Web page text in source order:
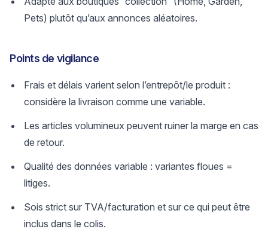
Pets) plutôt qu’aux annonces aléatoires.
Points de vigilance
Frais et délais varient selon l’entrepôt/le produit :
considère la livraison comme une variable.
Les articles volumineux peuvent ruiner la marge en cas
de retour.
Qualité des données variable : variantes floues =
litiges.
Sois strict sur TVA/facturation et sur ce qui peut être
inclus dans le colis.